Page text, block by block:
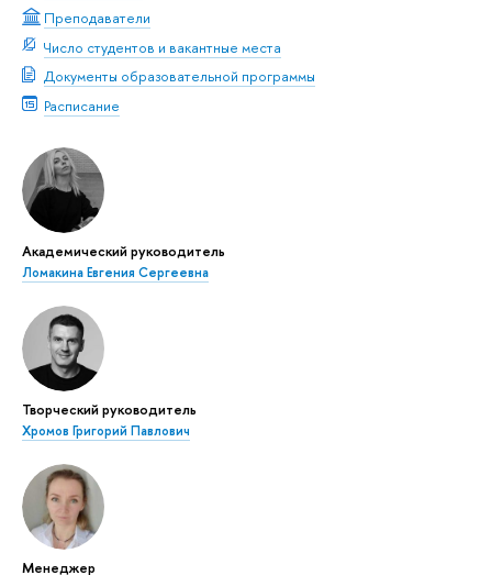
Преподаватели
Число студентов и вакантные места
Документы образовательной программы
Расписание
Академический руководитель
Ломакина Евгения Сергеевна
Творческий руководитель
Хромов Григорий Павлович
Менеджер